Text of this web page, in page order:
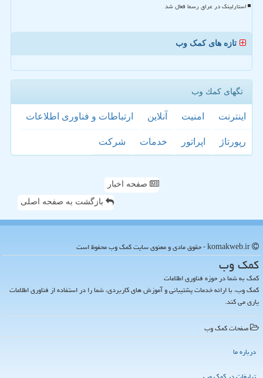
استارلینک در عراق رسما فعال شد
تازه های کمک وب
تگهای كمك وب
اینترنت امنیت آنلاین ارتباطات و فناوری اطلاعات
رپورتاژ اپراتور خدمات شركت
صفحه اخبار
بازگشت به صفحه اصلی
كمك وب
کمک به شما در حوزه فناوری اطلاعات
کمک وب، با ارائه خدمات پشتیبانی و آموزش های کاربردی، شما را در استفاده از فناوری اطلاعات
یاری می کند.
صفحات كمك وب
درباره ما